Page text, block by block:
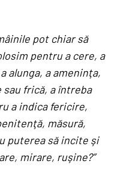
pot chiar să
pentru a cere, a
alunga, a ameninţa,
sau frică, a întreba
a indica fericire,
măsură,
puterea să incite şi
mirare, ruşine?”